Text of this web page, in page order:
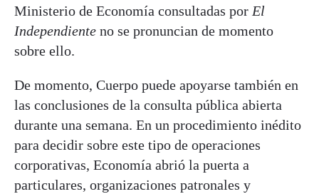
Ministerio de Economía consultadas por El
Independiente no se pronuncian de momento
sobre ello.
De momento, Cuerpo puede apoyarse también en
las conclusiones de la consulta pública abierta
durante una semana. En un procedimiento inédito
para decidir sobre este tipo de operaciones
corporativas, Economía abrió la puerta a
particulares, organizaciones patronales y